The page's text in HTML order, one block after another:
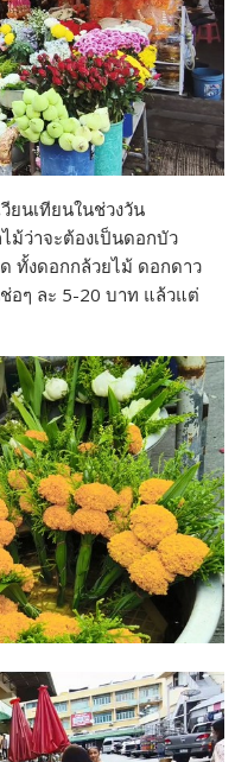
ยนเทียนในช่วงวัน
ม้ว่าจะต้องเป็นดอกบัว
ทั้งดอกกล้วยไม้ ดอกดาว
อๆ ละ 5-20 บาท แล้วแต่